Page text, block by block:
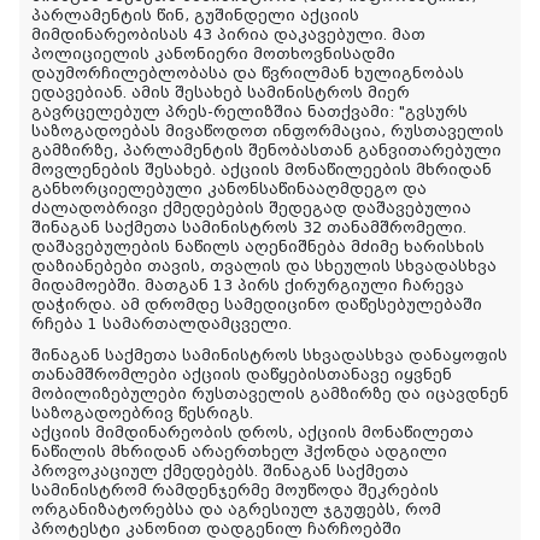
პარლამენტის წინ, გუშინდელი აქციის
მიმდინარეობისას 43 პირია დაკავებული. მათ
პოლიციელის კანონიერი მოთხოვნისადმი
დაუმორჩილებლობასა და წვრილმან ხულიგნობას
ედავებიან. ამის შესახებ სამინისტროს მიერ
გავრცელებულ პრეს-რელიზშია ნათქვამი: "გვსურს
საზოგადოებას მივაწოდოთ ინფორმაცია, რუსთაველის
გამზირზე, პარლამენტის შენობასთან განვითარებული
მოვლენების შესახებ. აქციის მონაწილეების მხრიდან
განხორციელებული კანონსაწინააღმდეგო და
ძალადობრივი ქმედებების შედეგად დაშავებულია
შინაგან საქმეთა სამინისტროს 32 თანამშრომელი.
დაშავებულების ნაწილს აღენიშნება მძიმე ხარისხის
დაზიანებები თავის, თვალის და სხეულის სხვადასხვა
მიდამოებში. მათგან 13 პირს ქირურგიული ჩარევა
დაჭირდა. ამ დრომდე სამედიცინო დაწესებულებაში
რჩება 1 სამართალდამცველი.
შინაგან საქმეთა სამინისტროს სხვადასხვა დანაყოფის
თანამშრომლები აქციის დაწყებისთანავე იყვნენ
მობილიზებულები რუსთაველის გამზირზე და იცავდნენ
საზოგადოებრივ წესრიგს.
აქციის მიმდინარეობის დროს, აქციის მონაწილეთა
ნაწილის მხრიდან არაერთხელ ჰქონდა ადგილი
პროვოკაციულ ქმედებებს. შინაგან საქმეთა
სამინისტრომ რამდენჯერმე მოუწოდა შეკრების
ორგანიზატორებსა და აგრესიულ ჯგუფებს, რომ
პროტესტი კანონით დადგენილ ჩარჩოებში